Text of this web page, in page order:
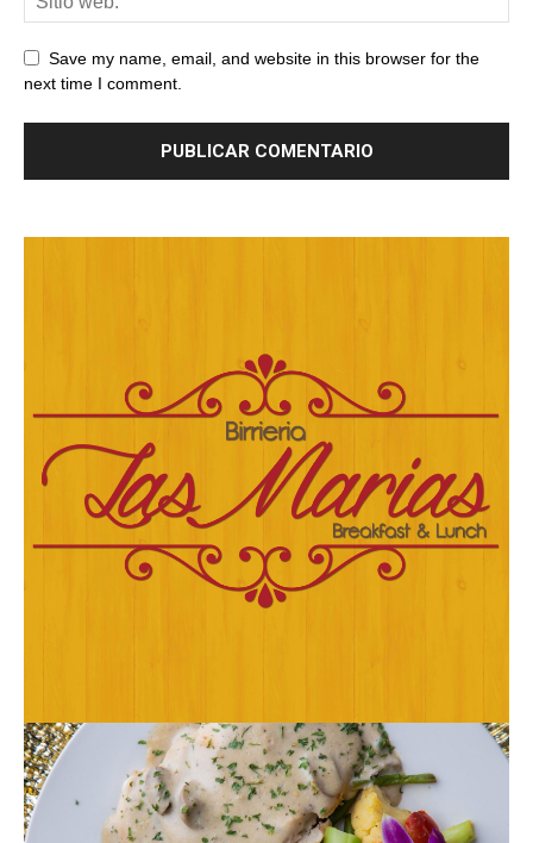
Save my name, email, and website in this browser for the
next time I comment.